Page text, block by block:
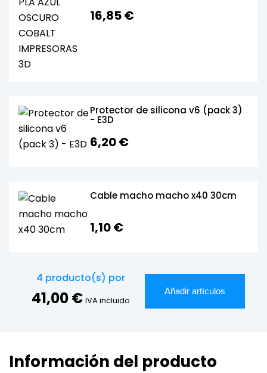
16,85 €
Protector de silicona v6 (pack 3)
- E3D
6,20 €
Cable macho macho x40 30cm
1,10 €
4 producto(s) por
41,00 € IVA incluido
Añadir artículos
Información del producto